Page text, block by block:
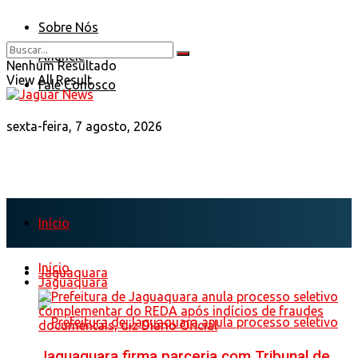
Sobre Nós
Anuncie
Fale Conosco
sexta-feira, 7 agosto, 2026
Nenhum Resultado
View All Result
Início
Jaguaquara
Início
Jaguaquara